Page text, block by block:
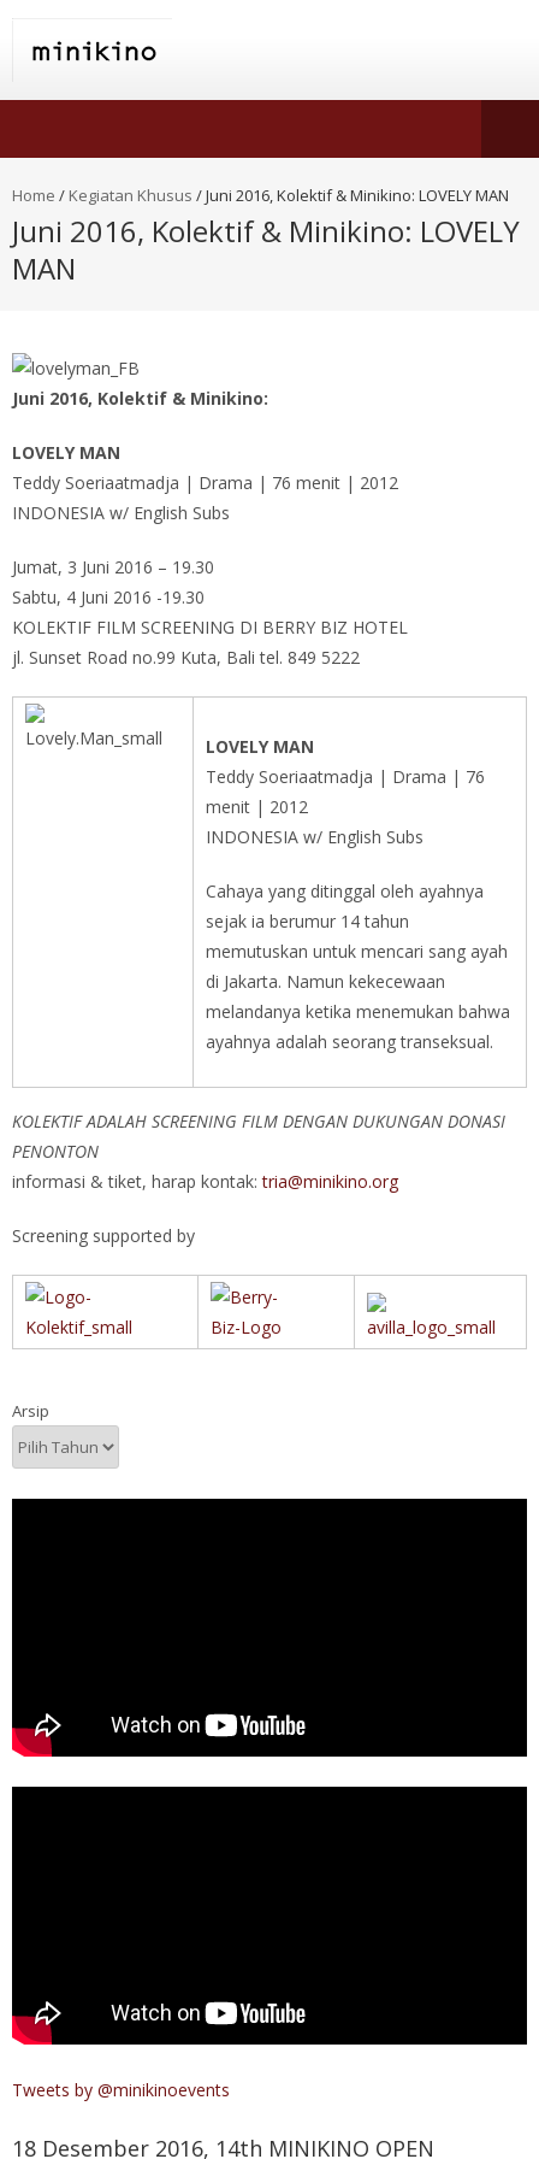
Home / Kegiatan Khusus /Juni 2016, Kolektif & Minikino: LOVELY MAN
Juni 2016, Kolektif & Minikino: LOVELY
MAN
Juni 2016, Kolektif & Minikino:
LOVELY MAN
Teddy Soeriaatmadja | Drama | 76 menit | 2012
INDONESIA w/ English Subs
Jumat, 3 Juni 2016 – 19.30
Sabtu, 4 Juni 2016 -19.30
KOLEKTIF FILM SCREENING DI BERRY BIZ HOTEL
jl. Sunset Road no.99 Kuta, Bali tel. 849 5222
LOVELY MAN
Teddy Soeriaatmadja | Drama | 76
menit | 2012
INDONESIA w/ English Subs
Cahaya yang ditinggal oleh ayahnya
sejak ia berumur 14 tahun
memutuskan untuk mencari sang ayah
di Jakarta. Namun kekecewaan
melandanya ketika menemukan bahwa
ayahnya adalah seorang transeksual.
KOLEKTIF ADALAH SCREENING FILM DENGAN DUKUNGAN DONASI
PENONTON
informasi & tiket, harap kontak:tria@minikino.org
Screening supported by
Arsip
Tweets by @minikinoevents
18 Desember 2016, 14th MINIKINO OPEN